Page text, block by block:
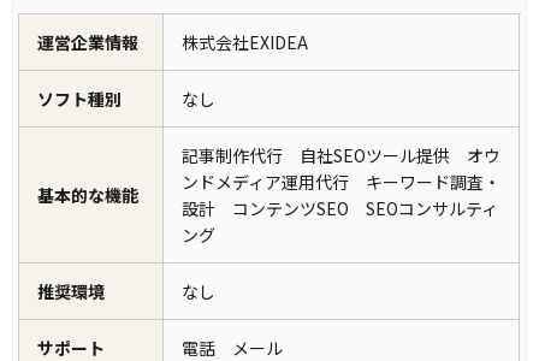
運営企業情報 株式会社EXIDEA
ソフト種別 なし
基本的な機能
記事制作代行 自社SEOツール提供 オウ
ンドメディア運用代行 キーワード調査・
設計 コンテンツSEO SEOコンサルティ
ング
推奨環境 なし
サポート 電話 メール